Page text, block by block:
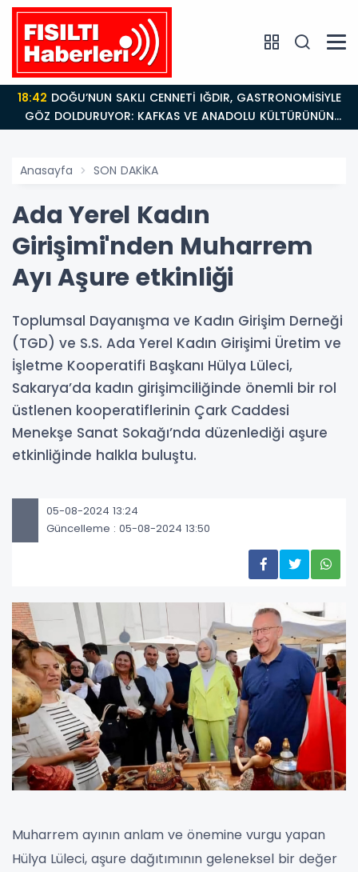
18:42
GÖZ DOLDURUYOR: KAFKAS VE ANADOLU KÜLTÜRÜNÜN
BULUŞMA NOKTASI
Anasayfa SON DAKİKA
Ada Yerel Kadın
Girişimi'nden Muharrem
Ayı Aşure etkinliği
Toplumsal Dayanışma ve Kadın Girişim Derneği
(TGD) ve S.S. Ada Yerel Kadın Girişimi Üretim ve
İşletme Kooperatifi Başkanı Hülya Lüleci,
Sakarya’da kadın girişimciliğinde önemli bir rol
üstlenen kooperatiflerinin Çark Caddesi
Menekşe Sanat Sokağı’nda düzenlediği aşure
etkinliğinde halkla buluştu.
05-08-2024 13:24
Güncelleme : 05-08-2024 13:50
Muharrem ayının anlam ve önemine vurgu yapan
Hülya Lüleci, aşure dağıtımının geleneksel bir değer